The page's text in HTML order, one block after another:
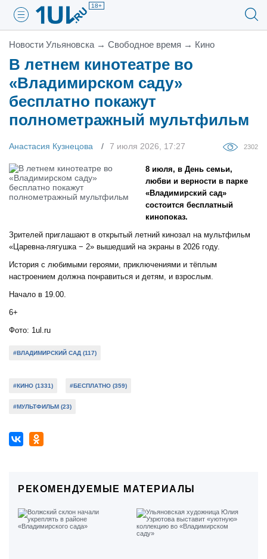
18+
Новости Ульяновска → Свободное время → Кино
В летнем кинотеатре во
«Владимирском саду»
бесплатно покажут
полнометражный мультфильм
Анастасия Кузнецова 7 июля 2026, 17:27 2302
8 июля, в День семьи,
любви и верности в парке
«Владимирский сад»
состоится бесплатный
кинопоказ.
Зрителей приглашают в открытый летний кинозал на мультфильм
«Царевна-лягушка − 2» вышедший на экраны в 2026 году.
История с любимыми героями, приключениями и тёплым
настроением должна понравиться и детям, и взрослым.
Начало в 19.00.
6+
Фото: 1ul.ru
#ВЛАДИМИРСКИЙ САД (117)
#КИНО (1331) #БЕСПЛАТНО (359)
#МУЛЬТФИЛЬМ (23)
РЕКОМЕНДУЕМЫЕ МАТЕРИАЛЫ